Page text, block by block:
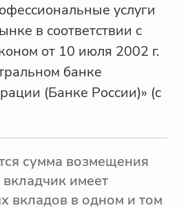
услуги
в соответствии с
от 10 июля 2002 г.
банке
(Банке России)» (с
сумма возмещения
имеет
вкладов в одном и том